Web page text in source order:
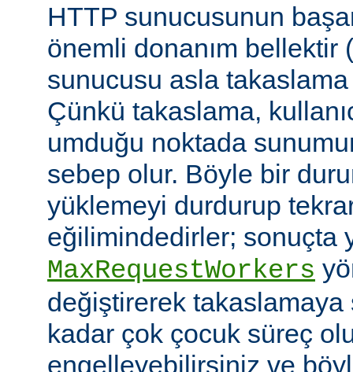
HTTP sunucusunun
önemli donanım bellektir
sunucusu asla takaslama
Çünkü takaslama,
umduğu noktada
sebep olur. Böyle bir
yüklemeyi durdurup
eğilimindedirler; sonuçta
MaxRequestWorkers
değiştirerek
kadar çok çocuk süreç
engelleyebilirsiniz ve